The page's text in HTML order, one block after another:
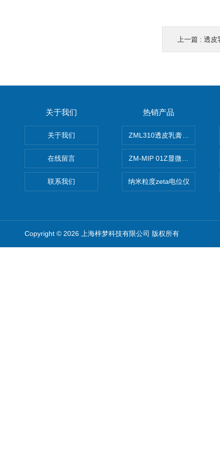
上一篇 : 透皮
关于我们
关于我们
在线留言
联系我们
热销产品
ZML310透皮乳膏粒度晶型分
ZM-MIP 01Z显微镜法不溶性
纳米粒度zeta电位仪
Copyright © 2026 上海梓梦科技有限公司 版权所有